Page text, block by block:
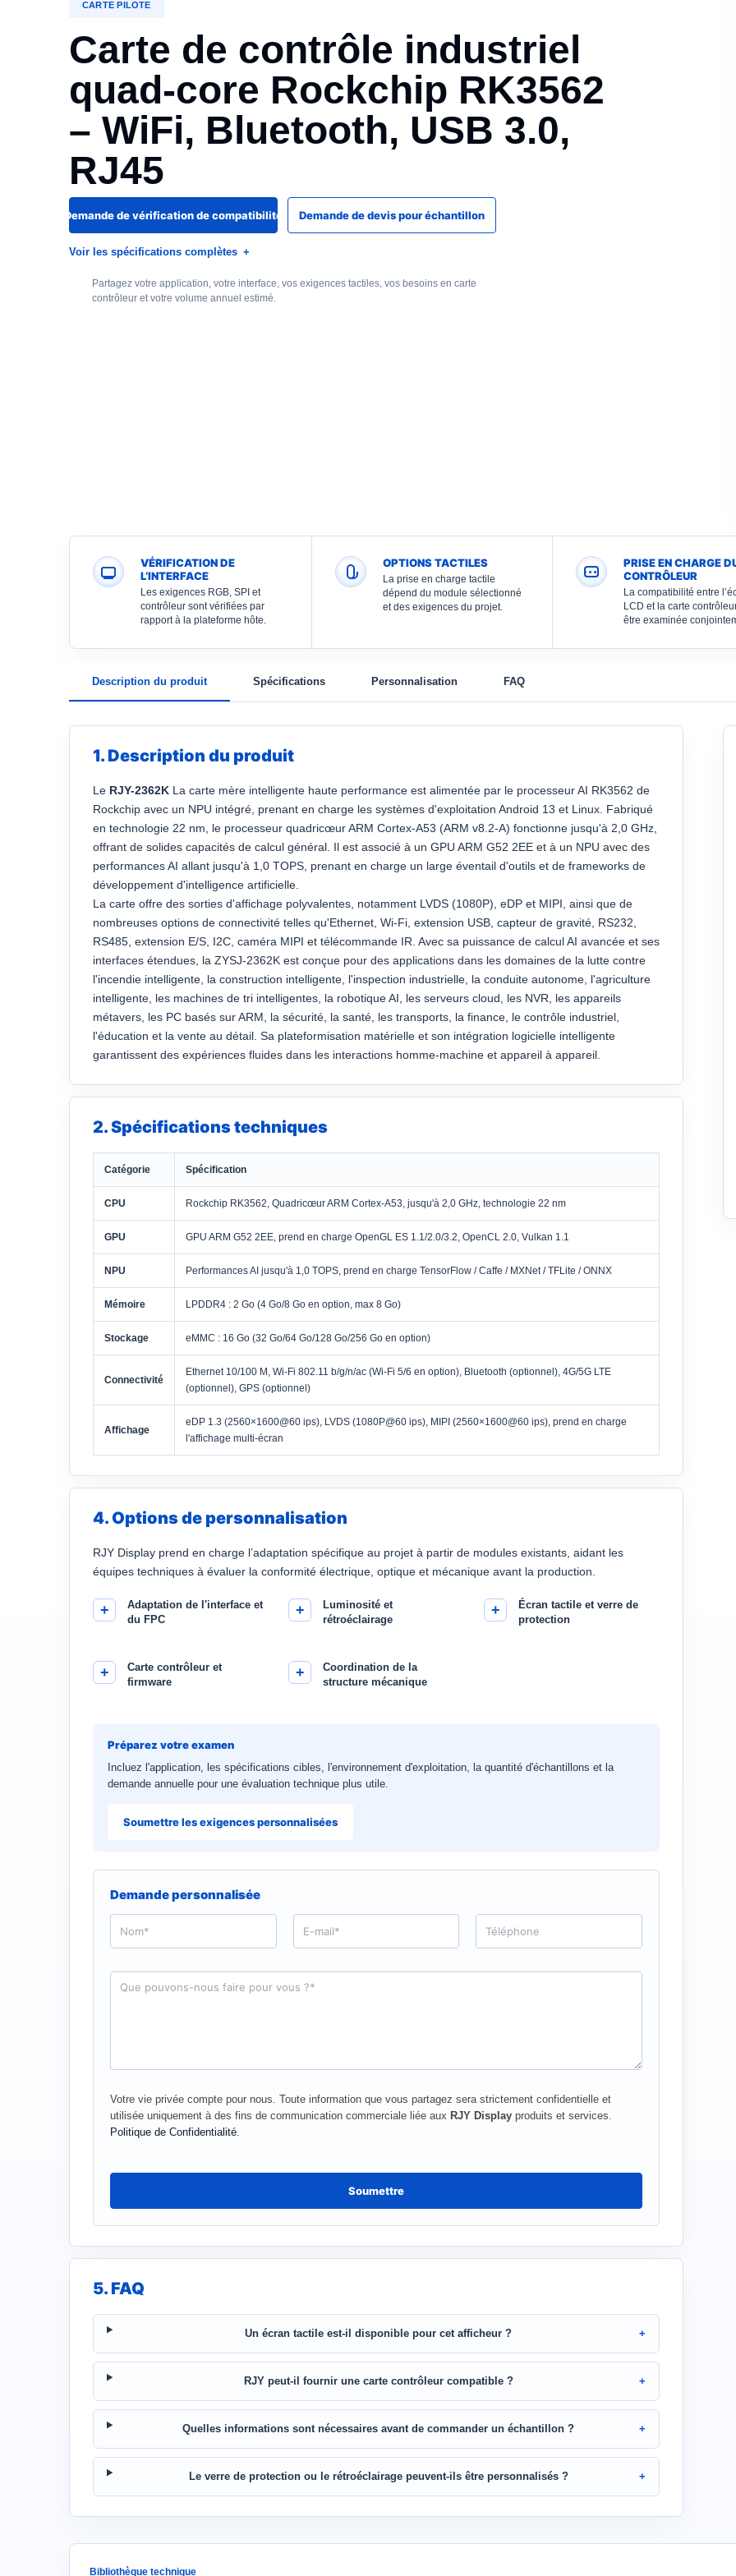
CARTE PILOTE
Carte de contrôle industriel
quad-core Rockchip RK3562
– WiFi, Bluetooth, USB 3.0,
RJ45
Demande de vérification de compatibilité Demande de devis pour échantillon
Voir les spécifications complètes
Partagez votre application, votre interface, vos exigences tactiles, vos besoins en carte
contrôleur et votre volume annuel estimé.
VÉRIFICATION DE
L’INTERFACE
Les exigences RGB, SPI et
contrôleur sont vérifiées par
rapport à la plateforme hôte.
OPTIONS TACTILES
La prise en charge tactile
dépend du module sélectionné
et des exigences du projet.
PRISE EN CHARGE
CONTRÔLEUR
La compatibilité entre
LCD et la carte
être examinée
Description du produit Spécifications Personnalisation FAQ
1. Description du produit
Le RJY-2362K La carte mère intelligente haute performance est alimentée par le processeur AI RK3562 de
Rockchip avec un NPU intégré, prenant en charge les systèmes d'exploitation Android 13 et Linux. Fabriqué
en technologie 22 nm, le processeur quadricœur ARM Cortex-A53 (ARM v8.2-A) fonctionne jusqu'à 2,0 GHz,
offrant de solides capacités de calcul général. Il est associé à un GPU ARM G52 2EE et à un NPU avec des
performances AI allant jusqu'à 1,0 TOPS, prenant en charge un large éventail d'outils et de frameworks de
développement d'intelligence artificielle.
La carte offre des sorties d'affichage polyvalentes, notamment LVDS (1080P), eDP et MIPI, ainsi que de
nombreuses options de connectivité telles qu'Ethernet, Wi-Fi, extension USB, capteur de gravité, RS232,
RS485, extension E/S, I2C, caméra MIPI et télécommande IR. Avec sa puissance de calcul AI avancée et ses
interfaces étendues, la ZYSJ-2362K est conçue pour des applications dans les domaines de la lutte contre
l'incendie intelligente, la construction intelligente, l'inspection industrielle, la conduite autonome, l'agriculture
intelligente, les machines de tri intelligentes, la robotique AI, les serveurs cloud, les NVR, les appareils
métavers, les PC basés sur ARM, la sécurité, la santé, les transports, la finance, le contrôle industriel,
l'éducation et la vente au détail. Sa plateformisation matérielle et son intégration logicielle intelligente
garantissent des expériences fluides dans les interactions homme-machine et appareil à appareil.
2. Spécifications techniques
Catégorie Spécification
CPU Rockchip RK3562, Quadricœur ARM Cortex-A53, jusqu'à 2,0 GHz, technologie 22 nm
GPU GPU ARM G52 2EE, prend en charge OpenGL ES 1.1/2.0/3.2, OpenCL 2.0, Vulkan 1.1
NPU Performances AI jusqu'à 1,0 TOPS, prend en charge TensorFlow / Caffe / MXNet / TFLite / ONNX
Mémoire LPDDR4 : 2 Go (4 Go/8 Go en option, max 8 Go)
Stockage eMMC : 16 Go (32 Go/64 Go/128 Go/256 Go en option)
Connectivité
Ethernet 10/100 M, Wi-Fi 802.11 b/g/n/ac (Wi-Fi 5/6 en option), Bluetooth (optionnel), 4G/5G LTE
(optionnel), GPS (optionnel)
Affichage
eDP 1.3 (2560×1600@60 ips), LVDS (1080P@60 ips), MIPI (2560×1600@60 ips), prend en charge
l'affichage multi-écran
4. Options de personnalisation
RJY Display prend en charge l’adaptation spécifique au projet à partir de modules existants, aidant les
équipes techniques à évaluer la conformité électrique, optique et mécanique avant la production.
Adaptation de l'interface et
du FPC
Luminosité et
rétroéclairage
Écran tactile et verre de
protection
Carte contrôleur et
firmware
Coordination de la
structure mécanique
Préparez votre examen
Incluez l'application, les spécifications cibles, l'environnement d'exploitation, la quantité d'échantillons et la
demande annuelle pour une évaluation technique plus utile.
Soumettre les exigences personnalisées
Demande personnalisée
N
m
E
m
i
l
T
l
p
D
*
Votre vie privée compte pour nous. Toute information que vous partagez sera strictement confidentielle et
utilisée uniquement à des fins de communication commerciale liée aux RJY Display produits et services.
Politique de Confidentialité.
Soumettre
5. FAQ
Un écran tactile est-il disponible pour cet afficheur ?
RJY peut-il fournir une carte contrôleur compatible ?
Quelles informations sont nécessaires avant de commander un échantillon ?
Le verre de protection ou le rétroéclairage peuvent-ils être personnalisés ?
Bibliothèque technique